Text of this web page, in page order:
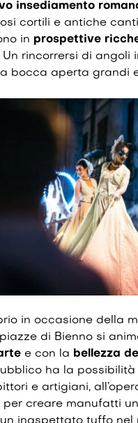
insediamento
cortili e antiche
in prospettive
Un rincorrersi di angoli
bocca aperta grandi
in occasione della
di Bienno si
e con la bellezza
ha la
e artigiani,
per creare manufatti
inaspettato tuffo nel